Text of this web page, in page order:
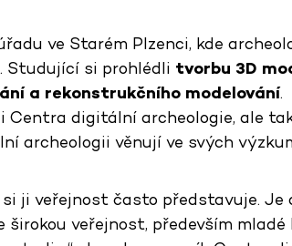
ve Starém Plzenci, kde
Studující si prohlédli tvorbu 3D
a rekonstrukčního modelování.
Centra digitální archeologie, ale
archeologii věnují ve svých
si ji veřejnost často představuje. Je
veřejnost, především mladé